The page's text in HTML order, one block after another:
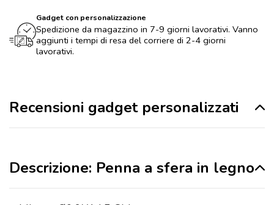
Gadget con personalizzazione
Spedizione da magazzino in 7-9 giorni lavorativi. Vanno
aggiunti i tempi di resa del corriere di 2-4 giorni
lavorativi.
Recensioni gadget personalizzati
Descrizione: Penna a sfera in legno